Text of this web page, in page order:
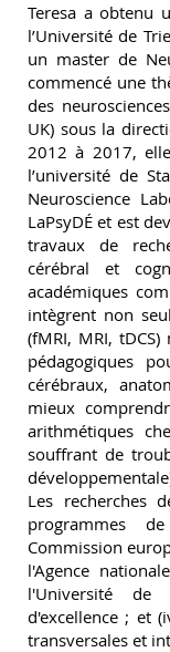
Teresa a obtenu
l’Université de
un master de
commencé une
des
UK) sous la
2012 à 2017,
l’université de
Neuroscience
LaPsyDÉ et est
travaux de
cérébral et
académiques
intègrent non
(fMRI, MRI,
pédagogiques
cérébraux,
mieux
arithmétiques
souffrant de
Les recherches
programmes
Commission
l'Agence
l'Université de
d'excellence ; et
transversales et